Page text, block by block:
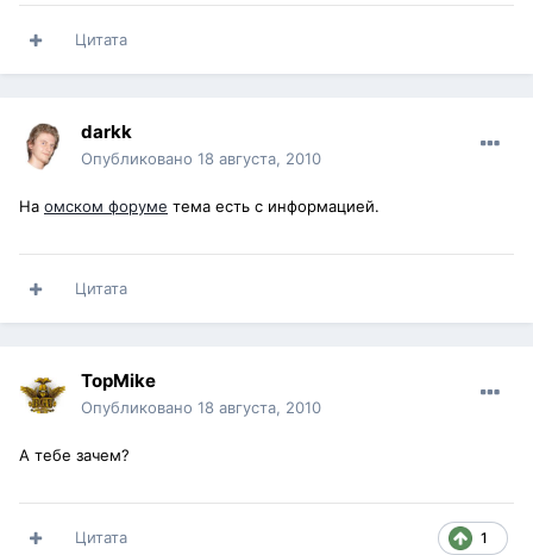
Цитата
darkk
Опубликовано 18 августа, 2010
На омском форуме тема есть с информацией.
Цитата
TopMike
Опубликовано 18 августа, 2010
А тебе зачем?
1
Цитата